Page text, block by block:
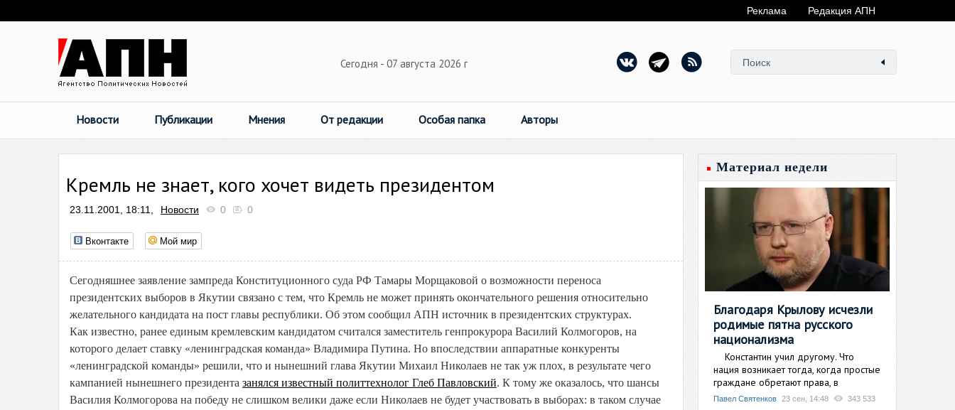
Реклама Редакция АПН
Сегодня - 07 августа 2026 г
Новости Публикации Мнения От редакции Особая папка Авторы
Кремль не знает, кого хочет видеть президентом
23.11.2001, 18:11, Новости 0 0
Вконтакте Мой мир
Сегодняшнее заявление зампреда Конституционного суда РФ Тамары Морщаковой о возможности переноса
президентских выборов в Якутии связано с тем, что Кремль не может принять окончательного решения относительно
желательного кандидата на пост главы республики. Об этом сообщил АПН источник в президентских структурах.
Как известно, ранее единым кремлевским кандидатом считался заместитель генпрокурора Василий Колмогоров, на
которого делает ставку «ленинградская команда» Владимира Путина. Но впоследствии аппаратные конкуренты
«ленинградской команды» решили, что и нынешний глава Якутии Михаил Николаев не так уж плох, в результате чего
кампанией нынешнего президента занялся известный политтехнолог Глеб Павловский. К тому же оказалось, что шансы
Василия Колмогорова на победу не слишком велики даже если Николаев не будет участвовать в выборах: в таком случае
Материал недели
Благодаря Крылову исчезли
родимые пятна русского
национализма
Константин учил другому. Что
нация возникает тогда, когда простые
граждане обретают права, в
Павел Святенков 23 сен, 14:48 343 533